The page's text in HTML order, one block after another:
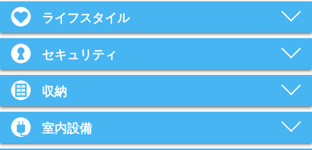
ライフスタイル
セキュリティ
収納
室内設備